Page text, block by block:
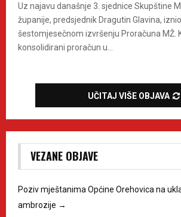
Uz najavu današnje 3. sjednice Skupštine
županije, predsjednik Dragutin Glavina,
šestomjesečnom izvršenju Proračuna MŽ.
konsolidirani proračun u...
UČITAJ VIŠE OBJAVA
VEZANE OBJAVE
Poziv mještanima Općine Orehovica na
ambrozije →